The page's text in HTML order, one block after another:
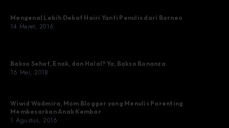
Mengenal Lebih Dekat Hairi Yanti Penulis dari Borneo
14 Maret, 2016
Bakso Sehat, Enak, dan Halal? Ya, Bakso Bonanza
16 Mei, 2018
Wiwid Wadmira, Mom Blogger yang Menulis Parenting
Membesarkan Anak Kembar
1 Agustus, 2016